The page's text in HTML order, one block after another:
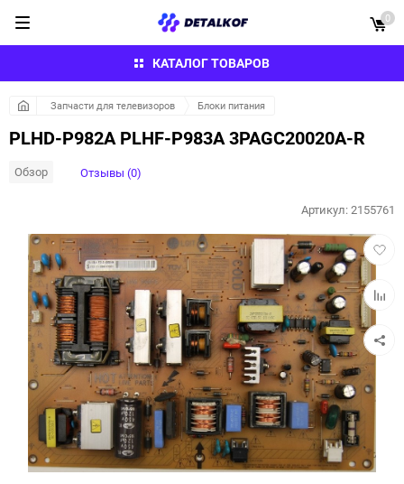
КАТАЛОГ ТОВАРОВ
0
Запчасти для телевизоров Блоки питания
PLHD-P982A PLHF-P983A 3PAGC20020A-R
Обзор Отзывы (0)
в
к
Артикул:2155761